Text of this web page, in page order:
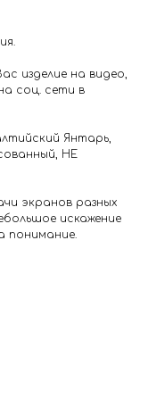
изделие на видео,
соц. сети в
Янтарь,
НЕ
экранов разных
искажение
понимание.